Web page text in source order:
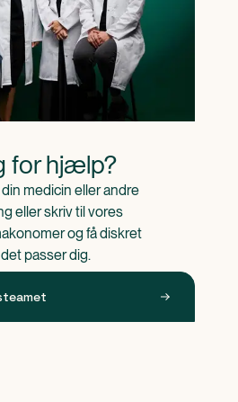
for hjælp?
medicin eller andre
eller skriv til vores
og få diskret
passer dig.